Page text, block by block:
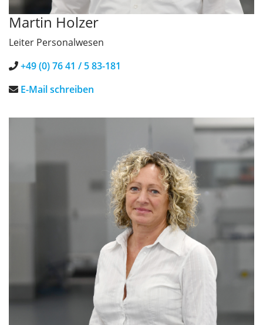
Martin Holzer
Leiter Personalwesen
+49 (0) 76 41 / 5 83-181
E-Mail schreiben